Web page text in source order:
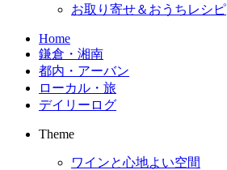
お取り寄せ＆おうちレシピ
Home
鎌倉・湘南
都内・アーバン
ローカル・旅
デイリーログ
Theme
ワインと心地よい空間